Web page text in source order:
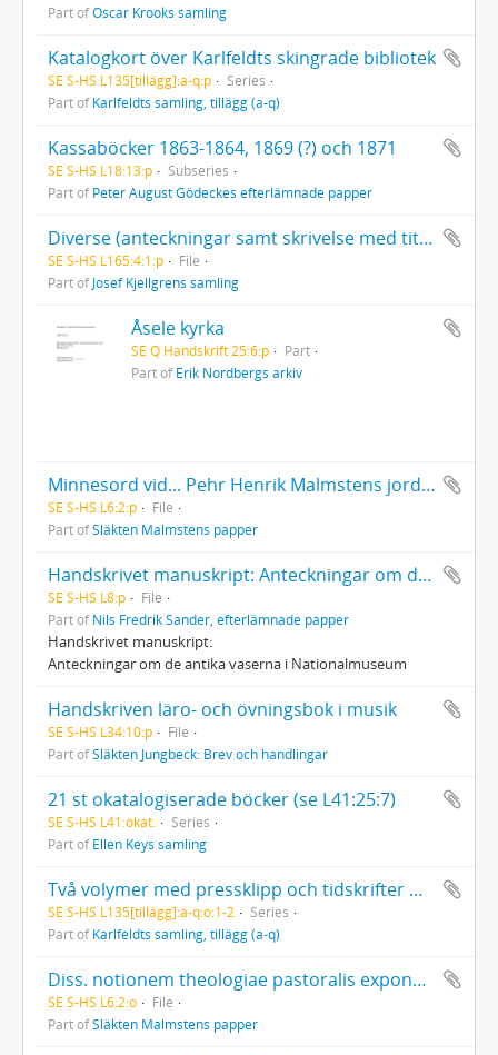
Part ofOscar Krooks samling
Katalogkort över Karlfeldts skingrade bibliotek
SE S-HS L135[tillägg]:a-q:p
Series
Part ofKarlfeldts samling, tillägg (a-q)
Kassaböcker 1863-1864, 1869 (?) och 1871
SE S-HS L18:13:p
Subseries
Part ofPeter August Gödeckes efterlämnade papper
Diverse (anteckningar samt skrivelse med titeln Söderhem, 1932)
SE S-HS L165:4:1:p
File
Part ofJosef Kjellgrens samling
Åsele kyrka
SE Q Handskrift 25:6:p
Part
Part ofErik Nordbergs arkiv
Minnesord vid... Pehr Henrik Malmstens jordfästning... 5 april 1883 af Frith. Grafström. Stockholm u.å.
SE S-HS L6:2:p
File
Part ofSläkten Malmstens papper
Handskrivet manuskript: Anteckningar om de antika vaserna i Nationalmuseum
SE S-HS L8:p
File
Part ofNils Fredrik Sander, efterlämnade papper
Handskrivet manuskript:
Anteckningar om de antika vaserna i Nationalmuseum
Handskriven läro- och övningsbok i musik
SE S-HS L34:10:p
File
Part ofSläkten Jungbeck: Brev och handlingar
21 st okatalogiserade böcker (se L41:25:7)
SE S-HS L41:okat.
Series
Part ofEllen Keys samling
Två volymer med pressklipp och tidskrifter med texter av och om Karlfeldt
SE S-HS L135[tillägg]:a-q:o:1-2
Series
Part ofKarlfeldts samling, tillägg (a-q)
Diss. notionem theologiae pastoralis exponens. Praes. A. E. Knös, resp. P. H. Malmsten. 19 nov. 1834
SE S-HS L6:2:o
File
Part ofSläkten Malmstens papper